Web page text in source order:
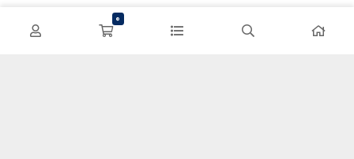
کریستال گنشین
سفارشات
0